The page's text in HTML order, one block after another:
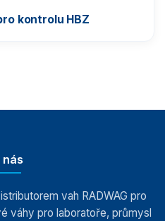
kontrolu HBZ
nás
vah RADWAG pro
váhy pro laboratoře, průmysl